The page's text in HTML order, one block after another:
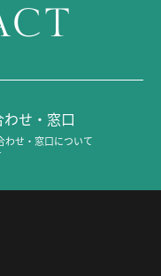
せ・窓口
わせ・窓口について